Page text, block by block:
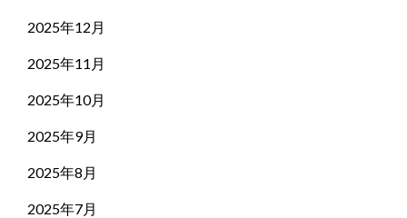
2025年12月
2025年11月
2025年10月
2025年9月
2025年8月
2025年7月